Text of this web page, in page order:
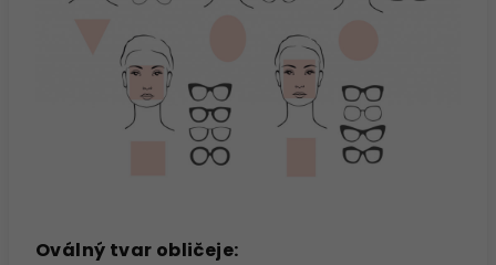
Oválný tvar obličeje: